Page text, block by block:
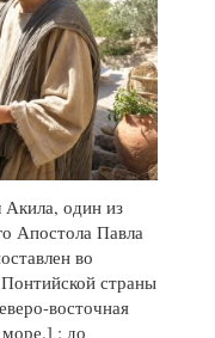
один из
Апостола Павла
во
страны
восточная
; до